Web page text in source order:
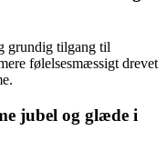
grundig tilgang til
følelsesmæssigt drevet
jubel og glæde i